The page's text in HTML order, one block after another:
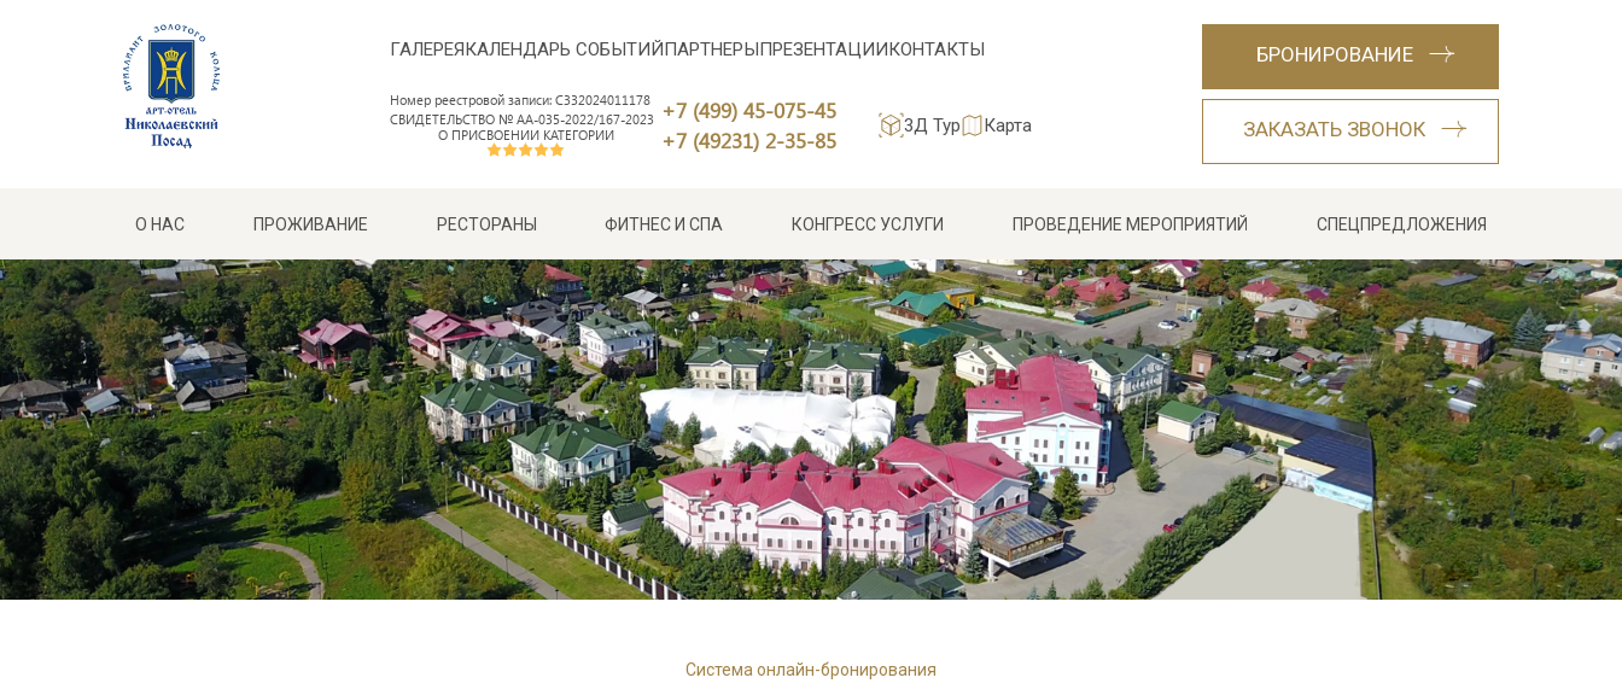
ГАЛЕРЕЯКАЛЕНДАРЬ СОБЫТИЙПАРТНЕРЫПРЕЗЕНТАЦИИКОНТАКТЫ
Номер реестровой записи: С332024011178
СВИДЕТЕЛЬСТВО № АА-035-2022/167-2023
О ПРИСВОЕНИИ КАТЕГОРИИ
+7 (499) 45-075-45
+7 (49231) 2-35-85
3Д Тур Карта
БРОНИРОВАНИЕ
ЗАКАЗАТЬ ЗВОНОК
О НАС ПРОЖИВАНИЕ РЕСТОРАНЫ ФИТНЕС И СПА КОНГРЕСС УСЛУГИ ПРОВЕДЕНИЕ МЕРОПРИЯТИЙ СПЕЦПРЕДЛОЖЕНИЯ
Система онлайн-бронирования